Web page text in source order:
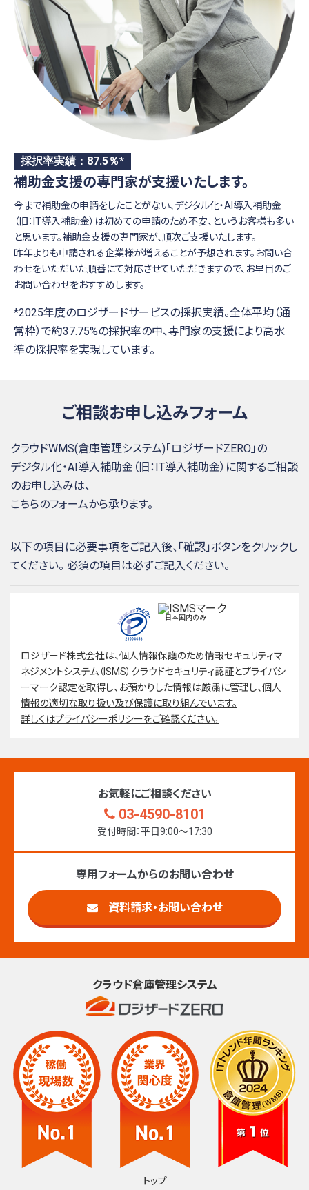
採択率実績：87.5％*
補助金支援の専門家が支援いたします。
今まで補助金の申請をしたことがない、デジタル化・AI導入補助金
（旧：IT導入補助金）は初めての申請のため不安、というお客様も多い
と思います。補助金支援の専門家が、順次ご支援いたします。
昨年よりも申請される企業様が増えることが予想されます。お問い合
わせをいただいた順番にて対応させていただきますので、お早目のご
お問い合わせをおすすめします。
*2025年度のロジザードサービスの採択実績。全体平均（通
常枠）で約37.75%の採択率の中、専門家の支援により高水
準の採択率を実現しています。
ご相談お申し込みフォーム
クラウドWMS(倉庫管理システム)「ロジザードZERO」の
デジタル化・AI導入補助金（旧：IT導入補助金）に関するご相談
のお申し込みは、
こちらのフォームから承ります。
以下の項目に必要事項をご記入後、「確認」ボタンをクリックし
てください。 必須の項目は必ずご記入ください。
日本国内のみ
ロジザード株式会社は、個人情報保護のため情報セキュリティマ
ネジメントシステム（ISMS）クラウドセキュリティ認証とプライバシ
ーマーク認定を取得し、お預かりした情報は厳粛に管理し、個人
情報の適切な取り扱い及び保護に取り組んでいます。
詳しくはプライバシーポリシーをご確認ください。
お気軽にご相談ください
03-4590-8101
受付時間：平日9:00〜17:30
専用フォームからのお問い合わせ
資料請求・お問い合わせ
クラウド倉庫管理システム
トップ